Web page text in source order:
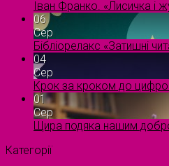
Іван Франко. «Лисичка і
06
Сер
Бібліорелакс «Затишні
04
Сер
Крок за кроком до
01
Сер
Щира подяка нашим
Категорії